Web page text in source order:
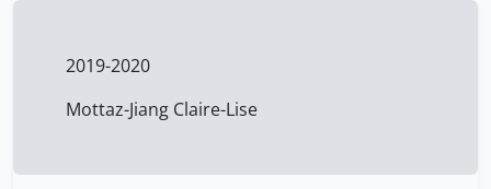
2019-2020
Mottaz-Jiang Claire-Lise